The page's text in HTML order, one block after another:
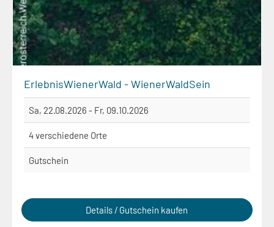
ErlebnisWienerWald - WienerWaldSein
Sa, 22.08.2026 - Fr, 09.10.2026
4 verschiedene Orte
Gutschein
Details / Gutschein kaufen